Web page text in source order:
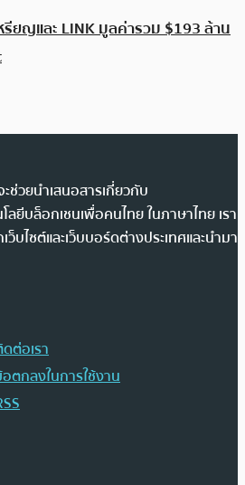
รียญและ LINK มูลค่ารวม $193 ล้าน
ช่วยนำเสนอสารเกี่ยวกับ
ลยีบล็อกเชนเพื่อคนไทย ในภาษาไทย เรา
ไซต์และเว็บบอร์ดต่างประเทศและนำมา
ต่อเรา
ตกลงในการใช้งาน